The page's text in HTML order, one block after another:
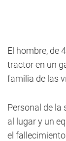
El hombre, de
tractor en un
familia de las
Personal de la
al lugar y un
el